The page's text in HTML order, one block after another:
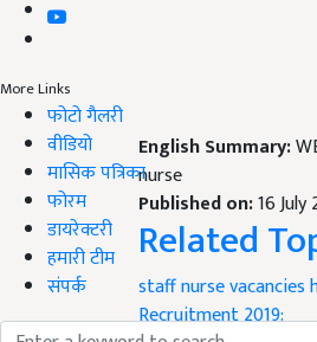
More Links
फोटो गैलरी
वीडियो
मासिक पत्रिका
फोरम
डायरेक्टरी
हमारी टीम
संपर्क
English Summary:
nurse
Published on:16 July
Related
staff nurse vacancies
Recruitment 2019: